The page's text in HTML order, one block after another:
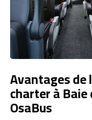
Avantages de
charter à Baie
OsaBus